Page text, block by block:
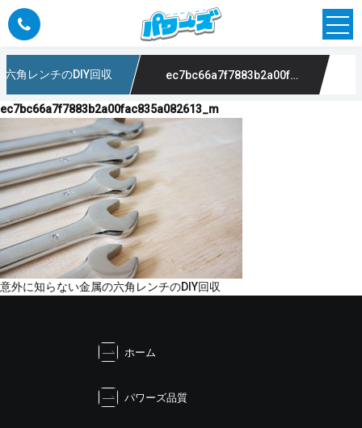
角レンチのDIY回収 ec7bc66a7f7883b2a00fac835a082613_m
ec7bc66a7f7883b2a00fac835a082613_m
投
意外に知らない金属の六角レンチのDIY回収
ホーム
パワーズ品質